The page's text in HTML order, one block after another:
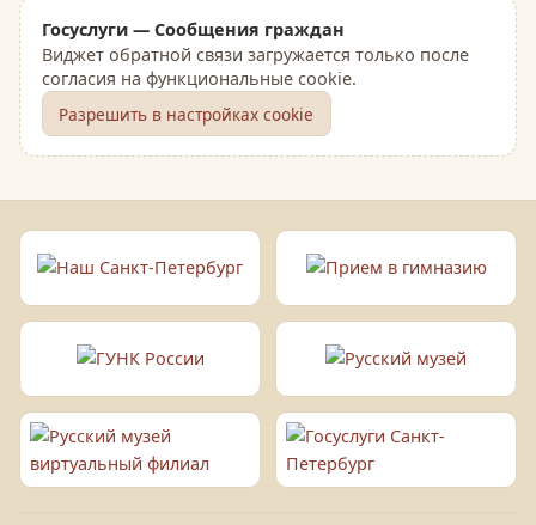
Госуслуги — Сообщения граждан
Виджет обратной связи загружается только после
согласия на функциональные cookie.
Разрешить в настройках cookie